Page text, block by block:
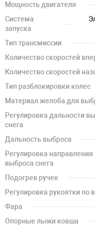
Мощность двигателя
Система
запуска
Тип трансмиссии
Количество скоростей
Количество скоростей
Тип разблокировки колес
Материал желоба для
Регулировка дальности
снега
Дальность выброса
Регулировка направления
выброса снега
Подогрев ручек
Регулировка рукоятки по
Фара
Опорные лыжи ковша